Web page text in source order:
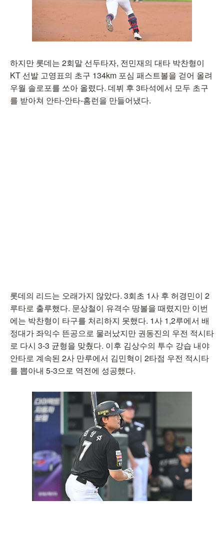
하지만 롯데는 2회말 선두타자, 전민재의 대타 박찬형이
KT 선발 고영표의 초구 134km 포심 패스트볼을 걷어 올려
우월 솔로포를 쏘아 올렸다. 데뷔 후 3타석에서 모두 초구
를 받아쳐 안타-안타-홈런을 만들어냈다.
롯데의 리드는 오래가지 않았다. 3회초 1사 후 허경민이 2
루타로 출루했다. 문상철이 유격수 땅볼을 때렸지만 이번
에는 박찬형이 타구를 처리하지 못했다. 1사 1,2루에서 배
정대가 좌익수 뜬공으로 물러났지만 권동진의 우전 적시타
로 다시 3-3 균형을 맞췄다. 이후 김상수의 투수 강습 내야
안타로 계속된 2사 만루에서 김민혁이 2타점 우전 적시타
를 뽑아내 5-3으로 역전에 성공했다.